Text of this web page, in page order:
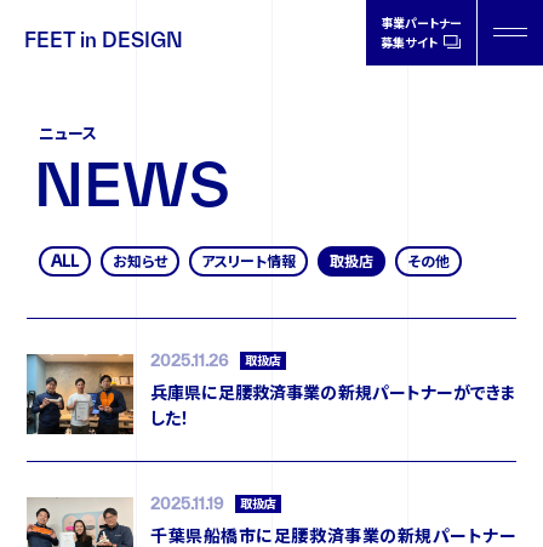
FEET in DESIGN
事業パートナー
募集サイト
DESIGN
製品情報
取扱店情報
オーソティクスについて
ドクターの声
ニュース
NEWS
ALL お知らせ アスリート情報 取扱店 その他
2025.11.26 取扱店
兵庫県に足腰救済事業の新規パートナーができま
した！
2025.11.19 取扱店
千葉県船橋市に足腰救済事業の新規パートナー